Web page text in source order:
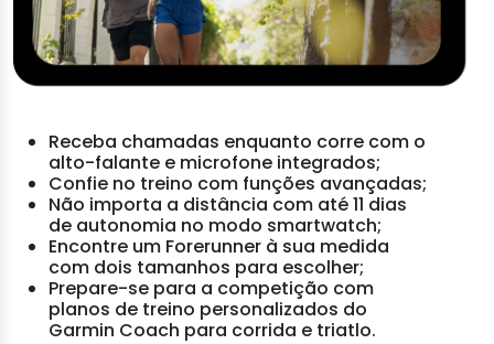
Receba chamadas enquanto corre com o
alto-falante e microfone integrados;
Confie no treino com funções avançadas;
Não importa a distância com até 11 dias
de autonomia no modo smartwatch;
Encontre um Forerunner à sua medida
com dois tamanhos para escolher;
Prepare-se para a competição com
planos de treino personalizados do
Garmin Coach para corrida e triatlo.